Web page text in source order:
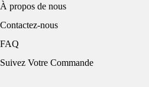
À propos de nous
Contactez-nous
FAQ
Suivez Votre Commande